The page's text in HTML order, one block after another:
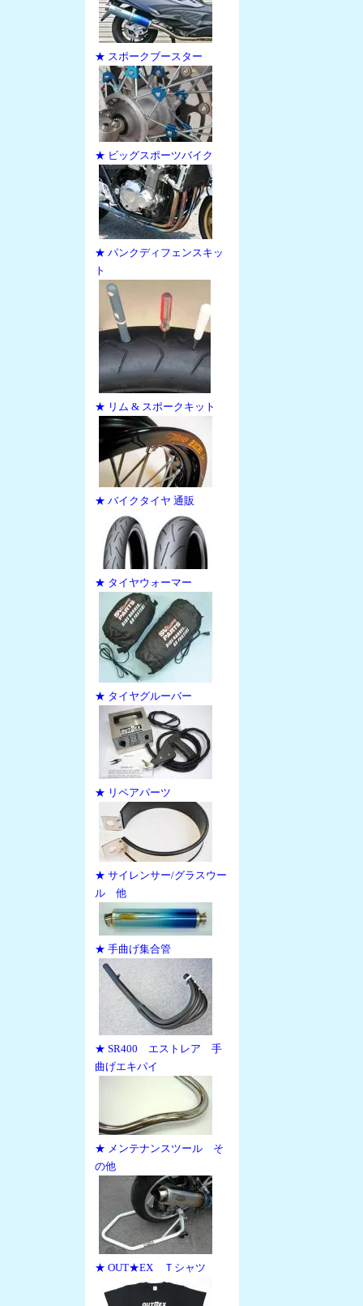
★ スポークブースター
★ ビッグスポーツバイク
★ パンクディフェンスキッ
ト
★ リム & スポークキット
★ バイクタイヤ 通販
★ タイヤウォーマー
★ タイヤグルーバー
★ リペアパーツ
★ サイレンサー/グラスウー
ル 他
★ 手曲げ集合管
★ SR400 エストレア 手
曲げエキパイ
★ メンテナンスツール そ
の他
★ OUT★EX Ｔシャツ